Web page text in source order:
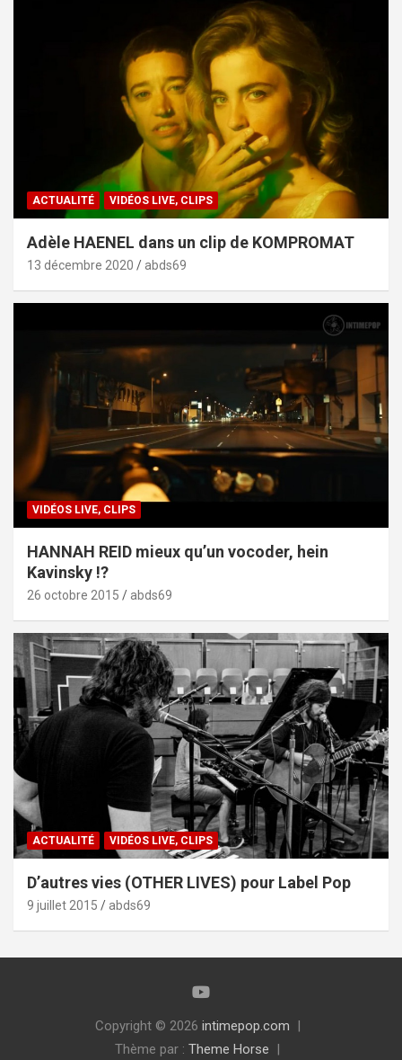
ACTUALITÉ VIDÉOS LIVE, CLIPS
Adèle HAENEL dans un clip de KOMPROMAT
13 décembre 2020 abds69
VIDÉOS LIVE, CLIPS
HANNAH REID mieux qu’un vocoder, hein
Kavinsky !?
26 octobre 2015 abds69
ACTUALITÉ VIDÉOS LIVE, CLIPS
D’autres vies (OTHER LIVES) pour Label Pop
9 juillet 2015 abds69
Copyright © 2026 intimepop.com
Thème par : Theme Horse